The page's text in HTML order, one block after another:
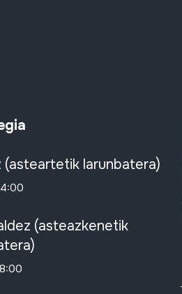
(asteartetik larunbatera)
(asteazkenetik